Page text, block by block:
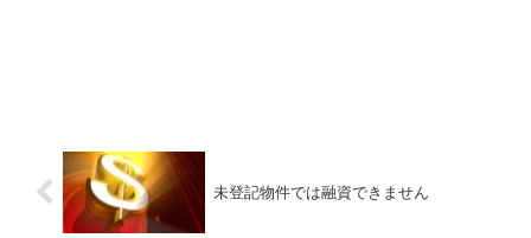
未登記物件では融資できません